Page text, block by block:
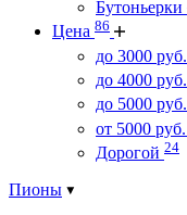
Бутоньерки
Цена 86
до 3000 руб.
до 4000 руб.
до 5000 руб.
от 5000 руб.
Дорогой 24
Пионы